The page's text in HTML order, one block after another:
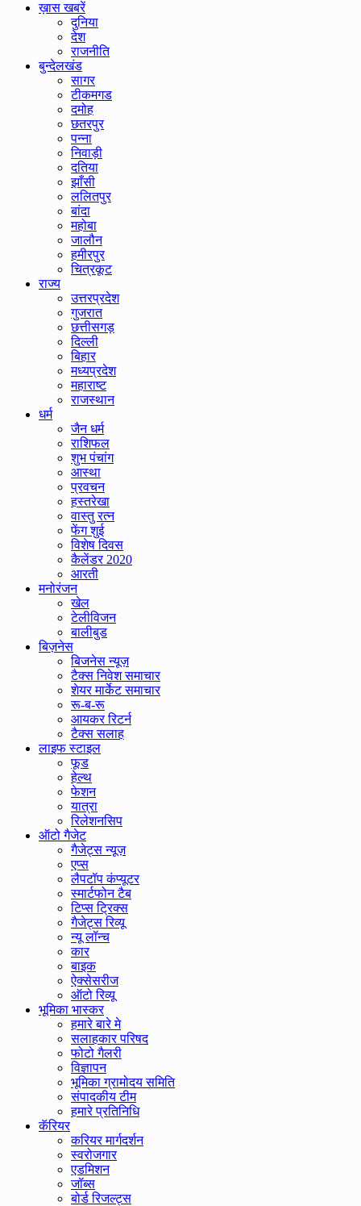
ख़ास खबरें
दुनिया
देश
राजनीति
बुन्देलखंड
सागर
टीकमगड
दमोह
छतरपुर
पन्ना
निवाड़ी
दतिया
झाँसी
ललितपुर
बांदा
महोबा
जालौन
हमीरपुर
चित्रकूट
राज्य
उत्तरप्रदेश
गुजरात
छत्तीसगड़
दिल्ली
बिहार
मध्यप्रदेश
महाराष्ट
राजस्थान
धर्म
जैन धर्म
राशिफल
शुभ पंचांग
आस्था
प्रवचन
हस्तरेखा
वास्तु रत्न
फेंग शुई
विशेष दिवस
कैलेंडर 2020
आरती
मनोरंजन
खेल
टेलीविजन
बालीबुड
बिज़नेस
बिजनेस न्यूज़
टैक्स निवेश समाचार
शेयर मार्केट समाचार
रू-ब-रू
आयकर रिटर्न
टैक्स सलाह
लाइफ स्टाइल
फूड
हेल्थ
फेशन
यात्रा
रिलेशनसिप
ऑटो गैजेट
गैजेट्स न्यूज़
एप्स
लैपटॉप कंप्यूटर
स्मार्टफोन टैब
टिप्स ट्रिक्स
गैजेट्स रिव्यू
न्यू लॉन्च
कार
बाइक
ऐक्सेसरीज
ऑटो रिव्यू
भूमिका भास्कर
हमारे बारे मे
सलाहकार परिषद
फोटो गैलरी
विज्ञापन
भूमिका ग्रामोदय समिति
संपादकीय टीम
हमारे प्रतिनिधि
कॅरियर
करियर मार्गदर्शन
स्वरोजगार
एडमिशन
जॉब्स
बोर्ड रिजल्ट्स